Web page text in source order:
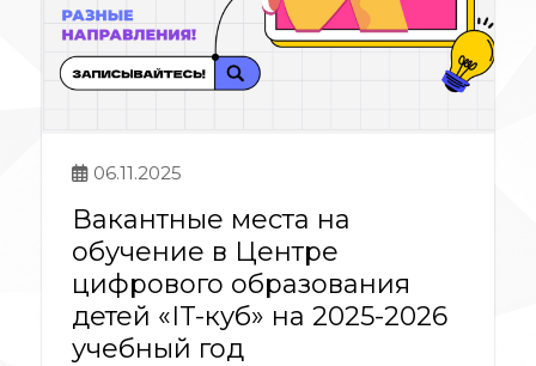
06.11.2025
Вакантные места на
обучение в Центре
цифрового образования
детей «IT-куб» на 2025-2026
учебный год